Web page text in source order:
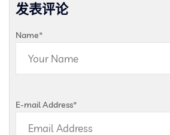
发表评论
Name*
E-mail Address*